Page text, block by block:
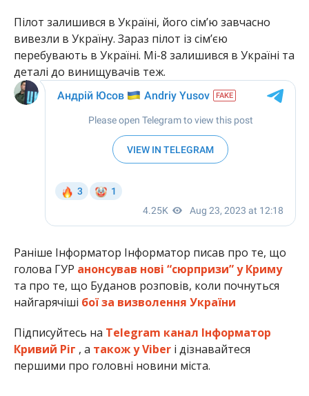
Пілот залишився в Україні, його сімʼю завчасно
вивезли в Україну. Зараз пілот із сімʼєю
перебувають в Україні. Мі-8 залишився в Україні та
деталі до винищувачів теж.
Раніше Інформатор Інформатор писав про те, що
голова ГУР анонсував нові “сюрпризи” у Криму
та про те, що Буданов розповів, коли почнуться
найгарячіші бої за визволення України
Підписуйтесь на Telegram канал Інформатор
Кривий Ріг , а також у Viberі дізнавайтеся
першими про головні новини міста.